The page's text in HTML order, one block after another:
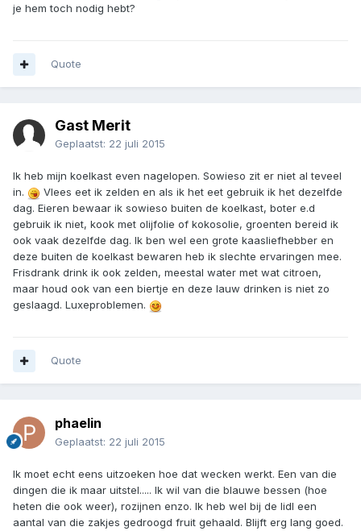
je hem toch nodig hebt?
Quote
Gast Merit
Geplaatst: 22 juli 2015
Ik heb mijn koelkast even nagelopen. Sowieso zit er niet al teveel
in.
Vlees eet ik zelden en als ik het eet gebruik ik het dezelfde
dag. Eieren bewaar ik sowieso buiten de koelkast, boter e.d
gebruik ik niet, kook met olijfolie of kokosolie, groenten bereid ik
ook vaak dezelfde dag. Ik ben wel een grote kaasliefhebber en
deze buiten de koelkast bewaren heb ik slechte ervaringen mee.
Frisdrank drink ik ook zelden, meestal water met wat citroen,
maar houd ook van een biertje en deze lauw drinken is niet zo
geslaagd. Luxeproblemen.
Quote
phaelin
Geplaatst: 22 juli 2015
Ik moet echt eens uitzoeken hoe dat wecken werkt. Een van die
dingen die ik maar uitstel..... Ik wil van die blauwe bessen (hoe
heten die ook weer), rozijnen enzo. Ik heb wel bij de lidl een
aantal van die zakjes gedroogd fruit gehaald. Blijft erg lang goed.